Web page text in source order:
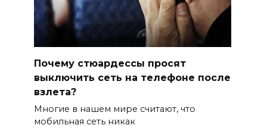
Почему стюардессы просят
выключить сеть на телефоне после
взлета?
Многие в нашем мире считают, что
мобильная сеть никак